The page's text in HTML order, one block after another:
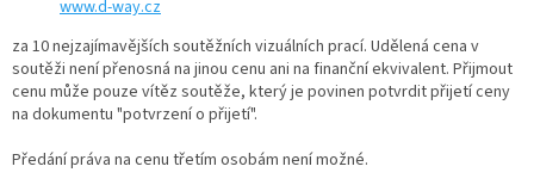
www.d-way.cz
za 10 nejzajímavějších soutěžních vizuálních prací. Udělená cena v
soutěži není přenosná na jinou cenu ani na finanční ekvivalent. Přijmout
cenu může pouze vítěz soutěže, který je povinen potvrdit přijetí ceny
na dokumentu "potvrzení o přijetí".
Předání práva na cenu třetím osobám není možné.